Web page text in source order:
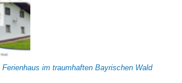
im traumhaften Bayrischen Wald